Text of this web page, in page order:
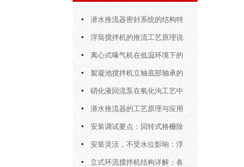
潜水推流器密封系统的结构特
点与渗漏故障处理
浮筒搅拌机的推流工艺原理说
明 离心式曝气机在低温环境下的
运行特性与防冻措施
絮凝池搅拌机立轴底部轴承的
密封防水与免维护设计
硝化液回流泵在氧化沟工艺中
的布置位置对回流效果的影响
潜水推流器的工艺原理与应用
逻辑安装调试要点：回转式格栅除
污机的土建配合要求与水平度校准
安装灵活，不受水位影响：浮
筒式曝气机的结构优势与适用场景
立式环流搅拌机结构详解：各